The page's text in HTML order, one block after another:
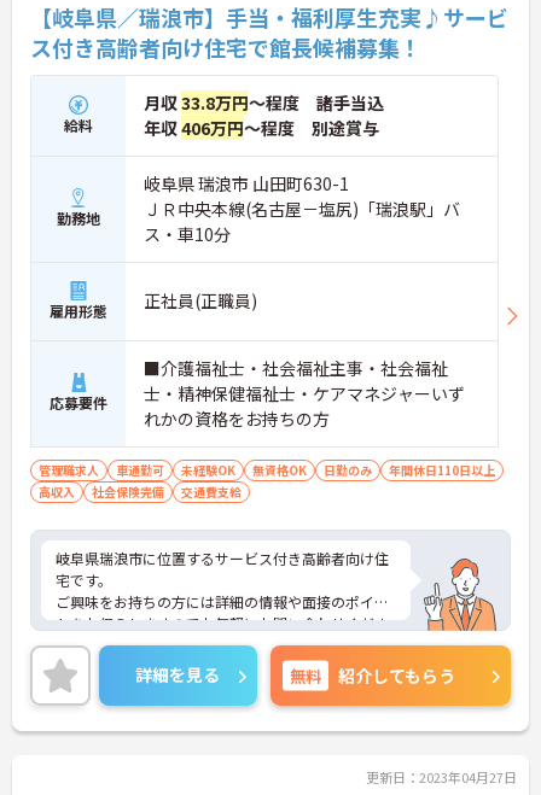
【岐阜県／瑞浪市】手当・福利厚生充実♪サービ
ス付き高齢者向け住宅で館長候補募集！
給料
月収33.8万円～程度 諸手当込
年収406万円～程度 別途賞与
勤務地
岐阜県 瑞浪市 山田町630-1
ＪＲ中央本線(名古屋－塩尻)「瑞浪駅」バ
ス・車10分
雇用形態 正社員(正職員)
応募要件
■介護福祉士・社会福祉主事・社会福祉
士・精神保健福祉士・ケアマネジャーいず
れかの資格をお持ちの方
管理職求人 車通勤可 未経験OK 無資格OK 日勤のみ
年間休日110日以上
高収入
社会保険完備 交通費支給
岐阜県瑞浪市に位置するサービス付き高齢者向け住
宅です。
ご興味をお持ちの方には詳細の情報や面接のポイン
トをお伝えしますのでお気軽にお問い合わせくださ
いませ。
詳細を見る 無料 紹介してもらう
更新日：2023年04月27日